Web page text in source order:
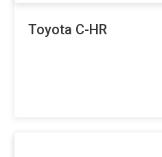
Toyota C-HR